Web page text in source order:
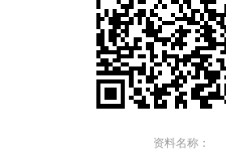
资料名称：